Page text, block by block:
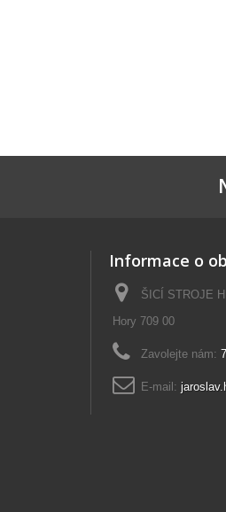
Informace o
ŠICÍ STROJE
Hory 709 00
Zavolejte nám:
E-mail: